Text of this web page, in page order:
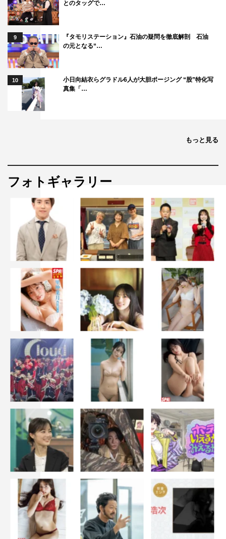
とのタッグで…
9
『タモリステーション』石油の疑問を徹底解剖 石油
の元となる“…
10
小日向結衣らグラドル6人が大胆ポージング “股”特化写
真集「…
もっと見る
フォトギャラリー